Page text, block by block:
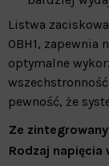
Listwa zaciskowa
0BH1, zapewnia
optymalne
pewność, że
Ze
Rodzaj napięcia